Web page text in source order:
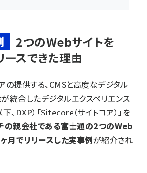
2つのWebサイトを
スできた理由
の提供する、CMSと高度なデジタル
統合したデジタルエクスペリエンス
、DXP）「Sitecore（サイトコア）」を
の親会社である富士通の2つのWeb
月でリリースした実事例が紹介され